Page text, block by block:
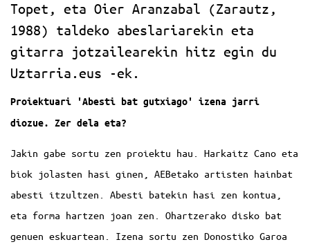
Topet, eta Oier Aranzabal (Zarautz,
1988) taldeko abeslariarekin eta
gitarra jotzailearekin hitz egin du
Uztarria.eus -ek.
Proiektuari 'Abesti bat gutxiago' izena jarri
diozue. Zer dela eta?
Jakin gabe sortu zen proiektu hau. Harkaitz Cano eta
biok jolasten hasi ginen, AEBetako artisten hainbat
abesti itzultzen. Abesti batekin hasi zen kontua,
eta forma hartzen joan zen. Ohartzerako disko bat
genuen eskuartean. Izena sortu zen Donostiko Garoa